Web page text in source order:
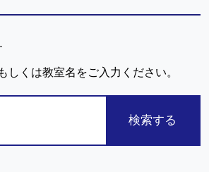
しくは教室名をご入力ください。
検索する